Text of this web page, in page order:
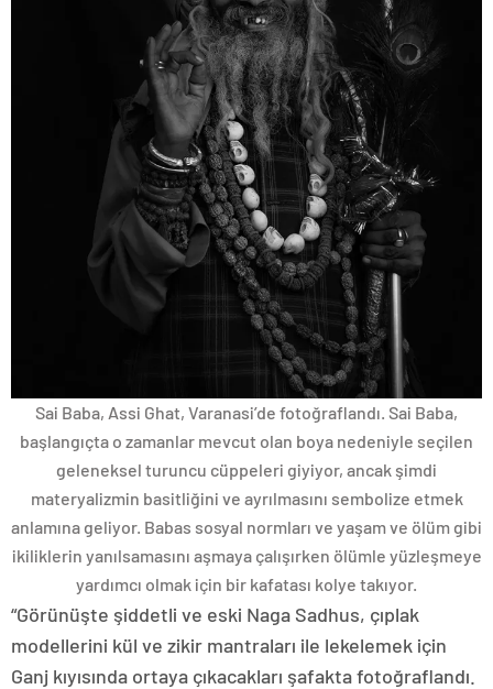
Sai Baba, Assi Ghat, Varanasi’de fotoğraflandı. Sai Baba,
başlangıçta o zamanlar mevcut olan boya nedeniyle seçilen
geleneksel turuncu cüppeleri giyiyor, ancak şimdi
materyalizmin basitliğini ve ayrılmasını sembolize etmek
anlamına geliyor. Babas sosyal normları ve yaşam ve ölüm gibi
ikiliklerin yanılsamasını aşmaya çalışırken ölümle yüzleşmeye
yardımcı olmak için bir kafatası kolye takıyor.
“Görünüşte şiddetli ve eski Naga Sadhus, çıplak
modellerini kül ve zikir mantraları ile lekelemek için
Ganj kıyısında ortaya çıkacakları şafakta fotoğraflandı.